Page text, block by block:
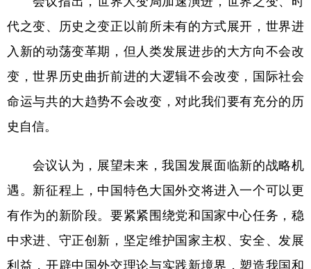
代之变、历史之变正以前所未有的方式展开，世界进
入新的动荡变革期，但人类发展进步的大方向不会改
变，世界历史曲折前进的大逻辑不会改变，国际社会
命运与共的大趋势不会改变，对此我们要有充分的历
史自信。
会议认为，展望未来，我国发展面临新的战略机
遇。新征程上，中国特色大国外交将进入一个可以更
有作为的新阶段。要紧紧围绕党和国家中心任务，稳
中求进、守正创新，坚定维护国家主权、安全、发展
利益，开辟中国外交理论与实践新境界，塑造我国和